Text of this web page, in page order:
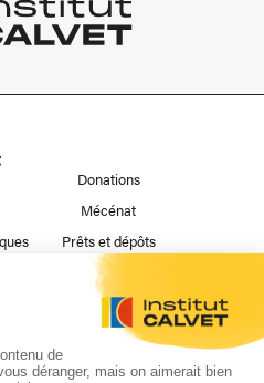
Donations
Mécénat
Prêts et dépôts